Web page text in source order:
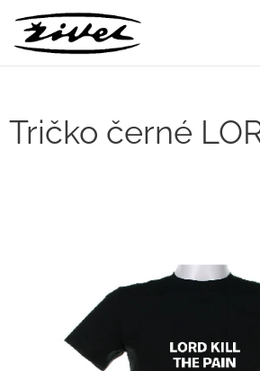
Tričko černé